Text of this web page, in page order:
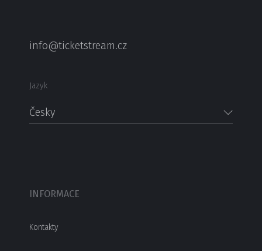
info@ticketstream.cz
Jazyk
Česky
INFORMACE
Kontakty